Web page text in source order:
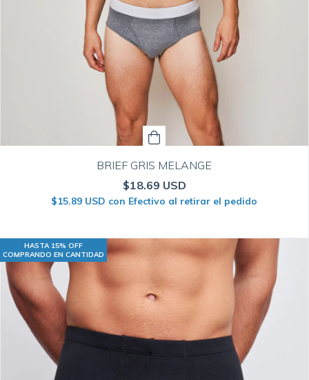
BRIEF GRIS MELANGE
$18.69 USD
$15.89 USD con Efectivo al retirar el pedido
HASTA 15% OFF
COMPRANDO EN CANTIDAD